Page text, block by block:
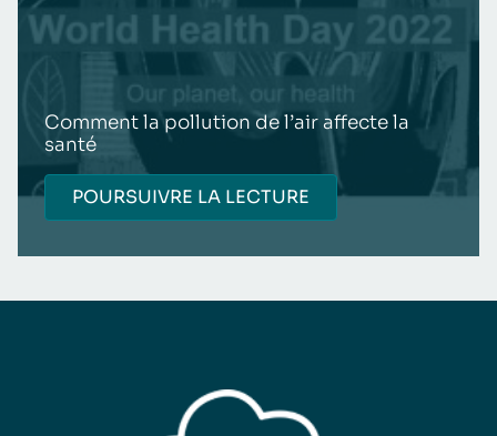
Comment la pollution de l’air affecte la
santé
POURSUIVRE LA LECTURE